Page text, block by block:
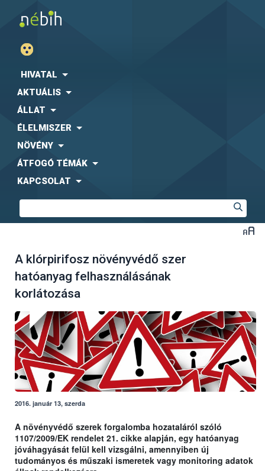
HIVATAL
AKTUÁLIS
ÁLLAT
ÉLELMISZER
NÖVÉNY
ÁTFOGÓ TÉMÁK
KAPCSOLAT
A klórpirifosz növényvédő szer
hatóanyag felhasználásának
korlátozása
2016. január 13, szerda
A növényvédő szerek forgalomba hozataláról szóló
1107/2009/EK rendelet 21. cikke alapján, egy hatóanyag
jóváhagyását felül kell vizsgálni, amennyiben új
tudományos és műszaki ismeretek vagy monitoring adatok